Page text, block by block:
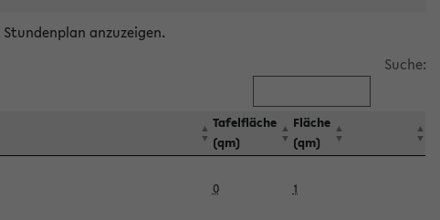
anzuzeigen.
Suche:
Tafelfläche
(qm)
Fläche
(qm)
0 1